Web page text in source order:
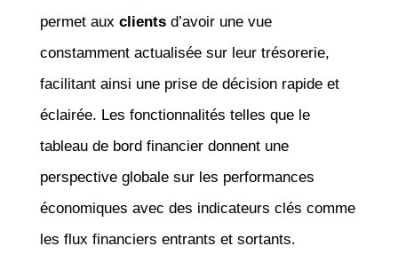
permet aux clientsd’avoir une vue
constamment actualisée sur leur trésorerie,
facilitant ainsi une prise de décision rapide et
éclairée. Les fonctionnalités telles que le
tableau de bord financier donnent une
perspective globale sur les performances
économiques avec des indicateurs clés comme
les flux financiers entrants et sortants.